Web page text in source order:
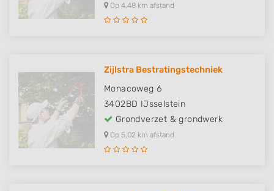
Op 4,48 km afstand
Zijlstra Bestratingstechniek
Monacoweg 6
3402BD IJsselstein
Grondverzet & grondwerk
Op 5,02 km afstand